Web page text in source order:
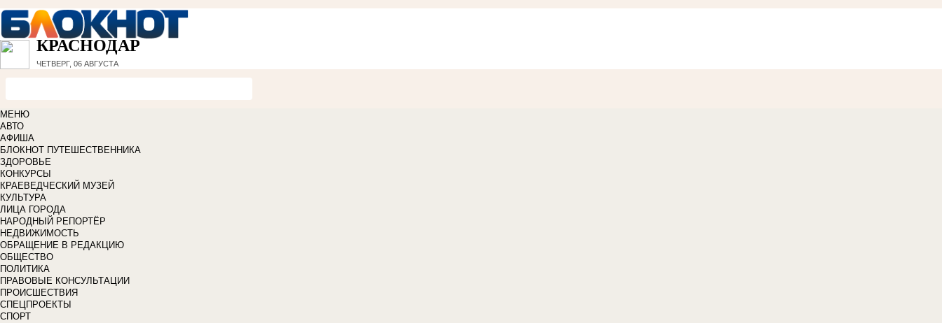
КРАСНОДАР
ЧЕТВЕРГ, 06 АВГУСТА
МЕНЮ
АВТО
АФИША
БЛОКНОТ ПУТЕШЕСТВЕННИКА
ЗДОРОВЬЕ
КОНКУРСЫ
КРАЕВЕДЧЕСКИЙ МУЗЕЙ
КУЛЬТУРА
ЛИЦА ГОРОДА
НАРОДНЫЙ РЕПОРТЁР
НЕДВИЖИМОСТЬ
ОБРАЩЕНИЕ В РЕДАКЦИЮ
ОБЩЕСТВО
ПОЛИТИКА
ПРАВОВЫЕ КОНСУЛЬТАЦИИ
ПРОИСШЕСТВИЯ
СПЕЦПРОЕКТЫ
СПОРТ